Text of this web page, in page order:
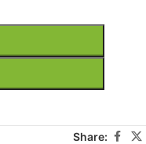
Share: